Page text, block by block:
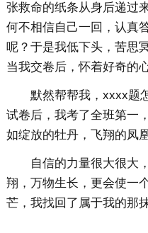
张救命的纸条从身后递过
何不相信自己一回，认真
呢？于是我低下头，苦思
当我交卷后，怀着好奇的
默然帮帮我，xxxx题
试卷后，我考了全班第一
如绽放的牡丹，飞翔的凤
自信的力量很大很大
翔，万物生长，更会使一
芒，我找回了属于我的那